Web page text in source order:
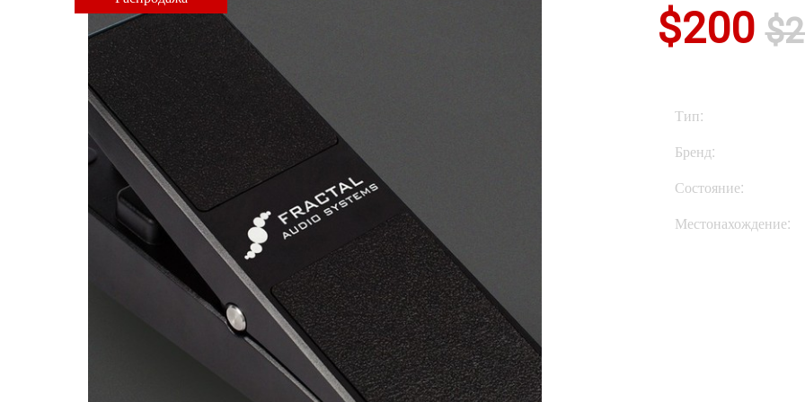
$200
Тип:
Бренд:
Состояние:
Местонахождение: